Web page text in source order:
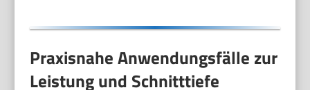
Praxisnahe Anwendungsfälle zur
Leistung und Schnitttiefe